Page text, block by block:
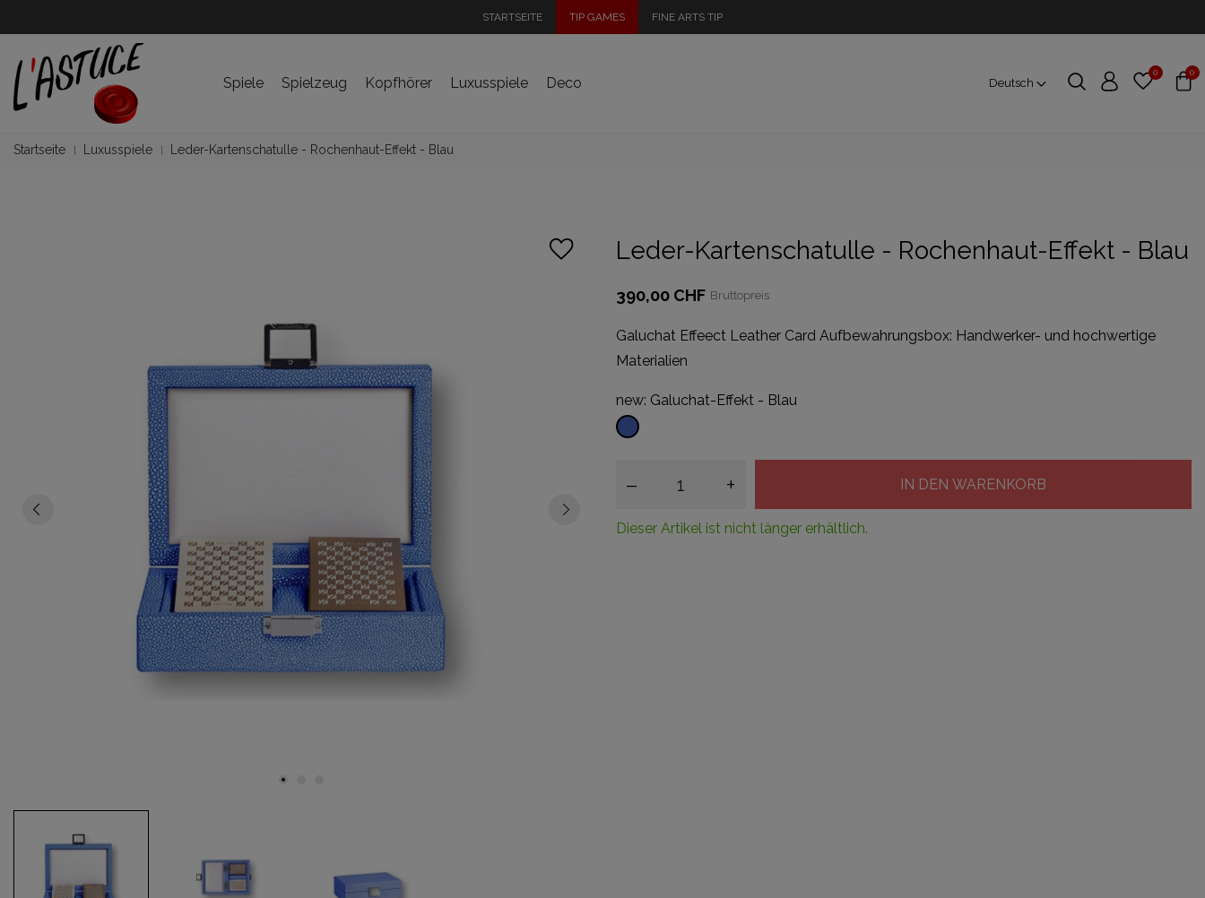
STARTSEITE TIP GAMES FINE ARTS TIP
Spiele Spielzeug Kopfhörer Luxusspiele Deco Deutsch
0 0
Startseite Luxusspiele Leder-Kartenschatulle - Rochenhaut-Effekt - Blau
Leder-Kartenschatulle - Rochenhaut-Effekt - Blau
390,00 CHF Bruttopreis
Galuchat Effeect Leather Card Aufbewahrungsbox: Handwerker- und hochwertige
Materialien
new: Galuchat-Effekt - Blau
Galuchat-
Blau
– + IN DEN WARENKORB
Dieser Artikel ist nicht länger erhältlich.